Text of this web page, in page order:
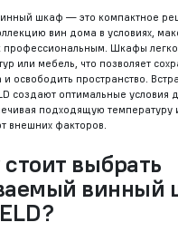
шкаф — это компактное
вин дома в условиях,
профессиональным. Шкафы легко
или мебель, что позволяет
и освободить пространство.
создают оптимальные условия
подходящую температуру
внешних факторов.
выбрать
винный